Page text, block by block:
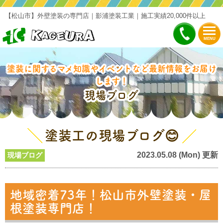
MENU
【松山市】外壁塗装の専門店｜影浦塗装工業｜施工実績20,000件以上
塗装に関するマメ知識やイベントなど最新情報をお届け
します！
現場ブログ
塗装工の現場ブログ😊
現場ブログ 2023.05.08 (Mon) 更新
地域密着73年！松山市外壁塗装・屋
根塗装専門店！